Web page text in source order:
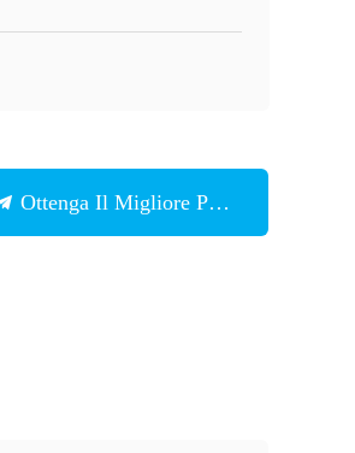
Ottenga Il Migliore Prezzo